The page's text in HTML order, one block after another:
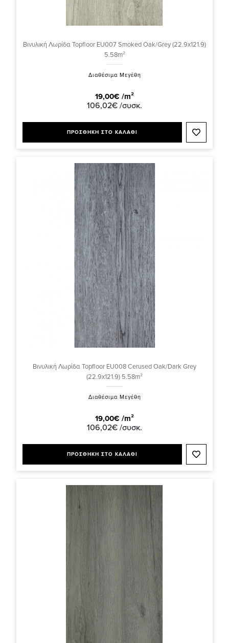
Βινυλική Λωρίδα Topfloor EU007 Smoked Oak/Grey (22.9x121.9)
5.58m²
Διαθέσιμα Μεγέθη
19,00€ /m²
106,02€ /συσκ.
ΠΡΟΣΘΗΚΗ ΣΤΟ ΚΑΛΑΘΙ
Βινυλική Λωρίδα Topfloor EU008 Cerused Oak/Dark Grey
(22.9x121.9) 5.58m²
Διαθέσιμα Μεγέθη
19,00€ /m²
106,02€ /συσκ.
ΠΡΟΣΘΗΚΗ ΣΤΟ ΚΑΛΑΘΙ